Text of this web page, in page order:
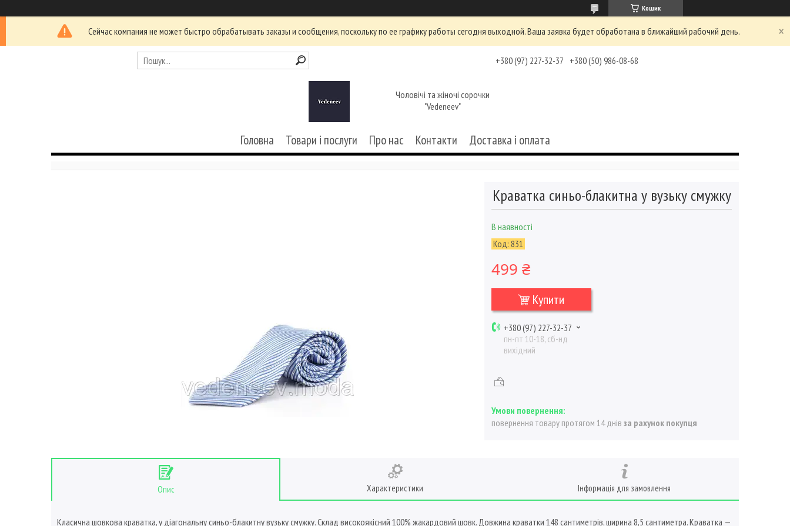
Кошик
Сейчас компания не может быстро обрабатывать заказы и сообщения, поскольку по ее графику работы сегодня выходной. Ваша заявка будет обработана в ближайший рабочий день.
+380 (97) 227-32-37 +380 (50) 986-08-68
Чоловічі та жіночі сорочки
"Vedeneev"
Головна Товари і послуги Про нас Контакти Доставка і оплата
Краватка синьо-блакитна у вузьку смужку
В наявності
Код: 831
499 ₴
Купити
+380 (97) 227-32-37
пн-пт 10-18, сб-нд
вихідний
повернення товару протягом 14 днів за рахунок покупця
Опис Характеристики Інформація для замовлення
Класична шовкова краватка, у діагональну синьо-блакитну вузьку смужку. Склад високоякісний 100% жакардовий шовк. Довжина краватки 148 сантиметрів, ширина 8,5 сантиметра. Краватка —